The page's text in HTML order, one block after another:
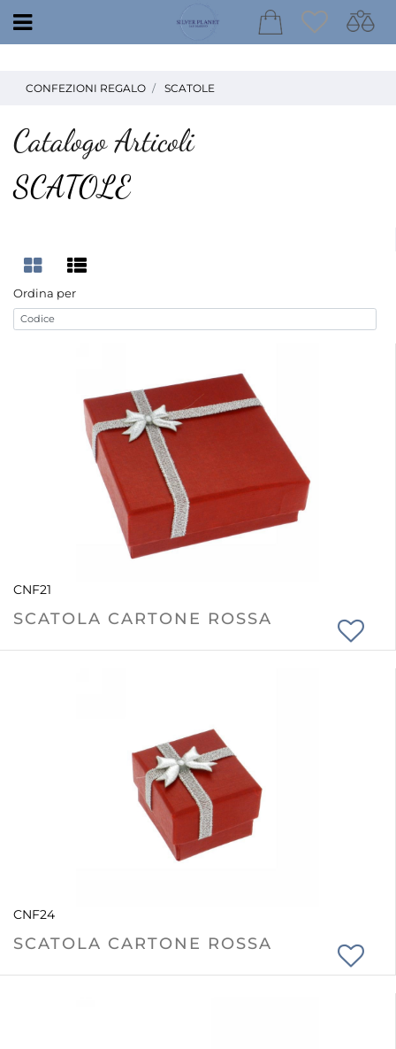
Open
CONFEZIONI REGALO SCATOLE
Catalogo Articoli
SCATOLE
Ordina per
CNF21
SCATOLA CARTONE ROSSA
CNF24
SCATOLA CARTONE ROSSA